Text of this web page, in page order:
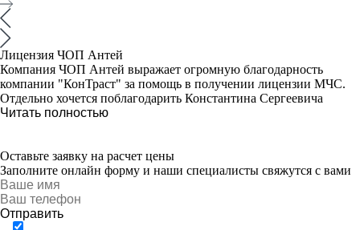
Лицензия ЧОП Антей
Компания ЧОП Антей выражает огромную благодарность
компании "КонТраст" за помощь в получении лицензии МЧС.
Отдельно хочется поблагодарить Константина Сергеевича
Читать полностью
Оставьте заявку на расчет цены
Заполните онлайн форму и наши специалисты свяжутся с вами
Отправить